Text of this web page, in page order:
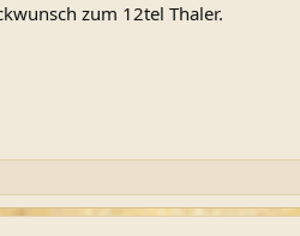
zum 12tel Thaler.